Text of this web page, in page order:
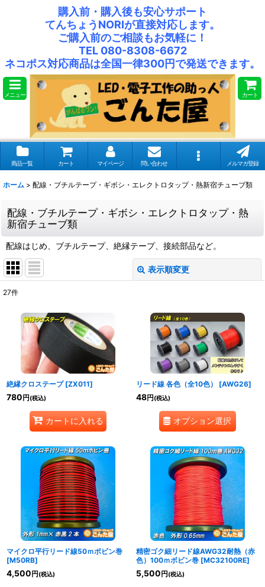
購入前・購入後も安心サポート
てんちょうNORIが直接対応します。
ご購入前のご相談もお気軽に！
TEL 080-8308-6672
ネコポス対応商品は全国一律300円で発送できます。
メニュー カート
商品一覧 カート マイページ 問い合わせ メルマガ登録
ホーム > 配線・ブチルテープ・ギボシ・エレクトロタップ・熱新宿チューブ類
配線・ブチルテープ・ギボシ・エレクトロタップ・熱
新宿チューブ類
配線はじめ、ブチルテープ、絶縁テープ、接続部品など。
表示順変更
並び順:
27件
絶縁クロステープ [ZX011]
780円(税込)
カートに入れる
リード線 各色（全10色） [AWG26]
48円(税込)
オプション選択
マイクロ平行リード線50ｍボビン巻
[M50RB]
4,500円(税込)
精密ゴク細リード線AWG32耐熱（赤
色）100ｍボビン巻 [MC32100RE]
5,500円(税込)